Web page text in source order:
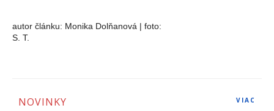
autor článku: Monika Dolňanová | foto:
S. T.
NOVINKY VIAC